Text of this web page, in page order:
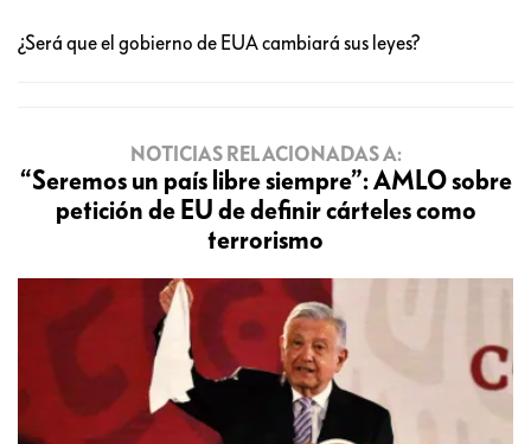
¿Será que el gobierno de EUA cambiará sus leyes?
NOTICIAS RELACIONADAS A:
“Seremos un país libre siempre”: AMLO sobre
petición de EU de definir cárteles como
terrorismo